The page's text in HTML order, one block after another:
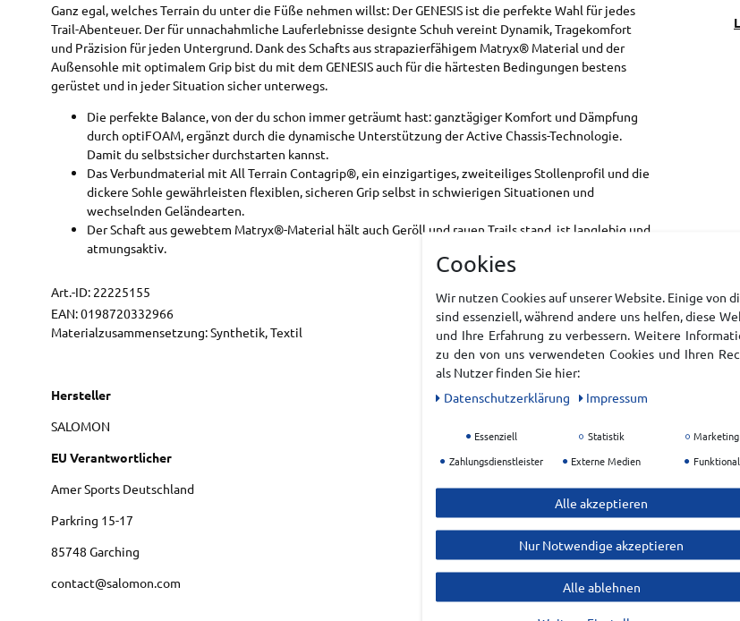
Ganz egal, welches Terrain du unter die Füße nehmen willst: Der GENESIS ist die perfekte Wahl für jedes
Trail-Abenteuer. Der für unnachahmliche Lauferlebnisse designte Schuh vereint Dynamik, Tragekomfort
und Präzision für jeden Untergrund. Dank des Schafts aus strapazierfähigem Matryx® Material und der
Außensohle mit optimalem Grip bist du mit dem GENESIS auch für die härtesten Bedingungen bestens
gerüstet und in jeder Situation sicher unterwegs.
Die perfekte Balance, von der du schon immer geträumt hast: ganztägiger Komfort und Dämpfung
durch optiFOAM, ergänzt durch die dynamische Unterstützung der Active Chassis-Technologie.
Damit du selbstsicher durchstarten kannst.
Das Verbundmaterial mit All Terrain Contagrip®, ein einzigartiges, zweiteiliges Stollenprofil und die
dickere Sohle gewährleisten flexiblen, sicheren Grip selbst in schwierigen Situationen und
wechselnden Geländearten.
Der Schaft aus gewebtem Matryx®-Material hält auch Geröll und rauen Trails stand, ist langlebig und
atmungsaktiv.
Art.-ID: 22225155
EAN:0198720332966
Materialzusammensetzung: Synthetik, Textil
Hersteller
SALOMON
EU Verantwortlicher
Amer Sports Deutschland
Parkring 15-17
85748 Garching
contact@salomon.com
Cookies
Wir nutzen Cookies auf unserer Website. Einige von
sind essenziell, während andere uns helfen, diese
und Ihre Erfahrung zu verbessern. Weitere
zu den von uns verwendeten Cookies und Ihren
als Nutzer finden Sie hier:
Daten­schutz­erklärung
Impressum
Essenziell Statistik
Marketing
Zahlungsdienstleister
Externe Medien Funktional
Alle akzeptieren
Nur Notwendige akzeptieren
Alle ablehnen